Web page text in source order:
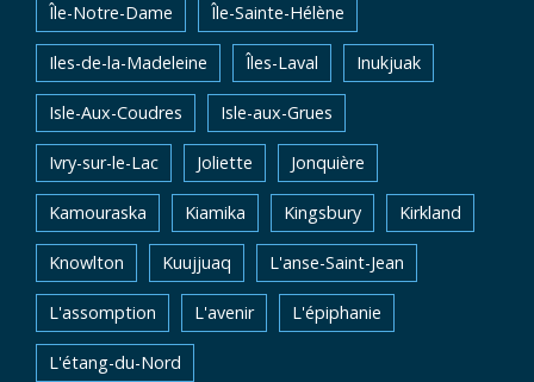
Île-Notre-Dame Île-Sainte-Hélène
Iles-de-la-Madeleine Îles-Laval Inukjuak
Isle-Aux-Coudres Isle-aux-Grues
Ivry-sur-le-Lac Joliette Jonquière
Kamouraska Kiamika Kingsbury Kirkland
Knowlton Kuujjuaq L'anse-Saint-Jean
L'assomption L'avenir L'épiphanie
L'étang-du-Nord